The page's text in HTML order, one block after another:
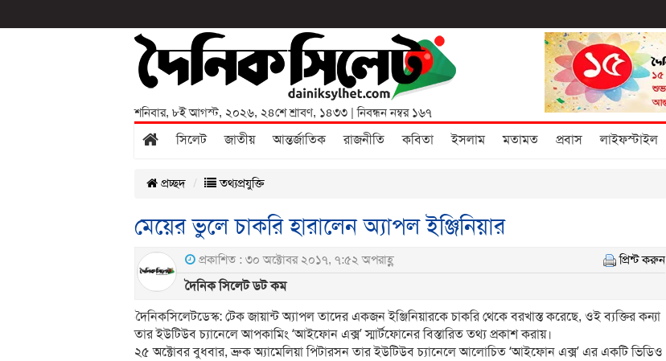
শনিবার, ৮ই আগস্ট, ২০২৬, ২৪শে শ্রাবণ, ১৪৩৩ | নিবন্ধন নম্বর ১৬৭
সিলেট জাতীয় আন্তর্জাতিক রাজনীতি কবিতা ইসলাম মতামত প্রবাস লাইফস্টাইল
প্রচ্ছদ তথ্যপ্রযুক্তি
মেয়ের ভুলে চাকরি হারালেন অ্যাপল ইঞ্জিনিয়ার
প্রকাশিত : ৩০ অক্টোবর ২০১৭, ৭:৫২ অপরাহ্ণ প্রিন্ট করুন
দৈনিক সিলেট ডট কম
দৈনিকসিলেটডেস্ক: টেক জায়ান্ট অ্যাপল তাদের একজন ইঞ্জিনিয়ারকে চাকরি থেকে বরখাস্ত করেছে, ওই ব্যক্তির কন্যা
তার ইউটিউব চ্যানেলে আপকামিং ‘আইফোন এক্স’ স্মার্টফোনের বিস্তারিত তথ্য প্রকাশ করায়।
২৫ অক্টোবর বুধবার, ব্রুক অ্যামেলিয়া পিটারসন তার ইউটিউব চ্যানেলে আলোচিত ‘আইফোন এক্স’ এর একটি ভিডিও